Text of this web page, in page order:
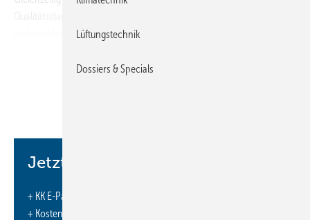
anderem können die Mitarbeiter jetzt in einem modernen
wie das Kurbelgehäuse herstellen. Deren Qualität überprüft eine neu
Jetzt weiterlesen und profitieren.
+ KK E-Paper-Ausgabe – jeden Monat neu
+ Kostenfreien Zugang zu unserem Online-Archiv
Lüftungstechnik
Dossiers & Specials